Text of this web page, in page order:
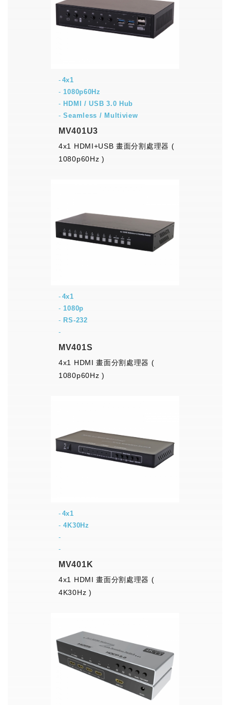
4x1
-1080p60Hz
- HDMI / USB 3.0 Hub
-Seamless / Multiview
MV401U3
4x1 HDMI+USB 畫面分割處理器 (
1080p60Hz )
4x1
-1080p
- RS-232
-
MV401S
4x1 HDMI 畫面分割處理器 (
1080p60Hz )
4x1
-4K30Hz
-
-
MV401K
4x1 HDMI 畫面分割處理器 (
4K30Hz )